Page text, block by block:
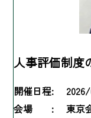
人事評価制度
開催日程:
会場 :
東京